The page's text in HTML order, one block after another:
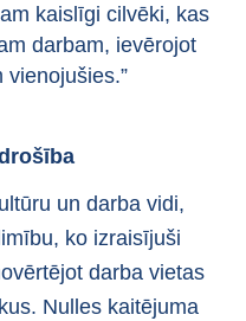
kaislīgi cilvēki, kas
darbam, ievērojot
un darba vidi,
ko izraisījuši
darba vietas
Nulles kaitējuma